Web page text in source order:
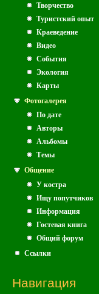
Творчество
Туристский опыт
Краеведение
Видео
События
Экология
Карты
Фотогалерея
По дате
Авторы
Альбомы
Темы
Общение
У костра
Ищу попутчиков
Информация
Гостевая книга
Общий форум
Ссылки
Навигация